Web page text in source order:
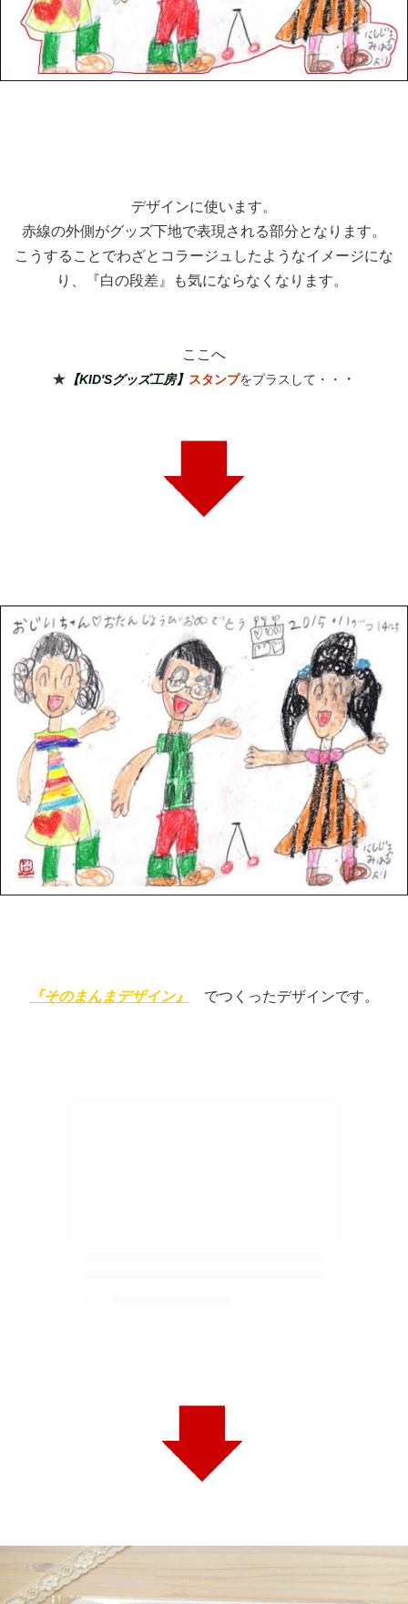
デザインに使います。
赤線の外側がグッズ下地で表現される部分となります。
こうすることでわざとコラージュしたようなイメージにな
り、『白の段差』も気にならなくなります。
ここへ
★ 【KID'Sグッズ工房】 スタンプをプラスして・・ ・
『そのまんまデザイン』 でつくったデザインです。